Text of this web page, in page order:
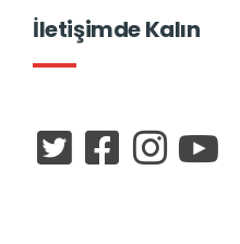
İletişimde Kalın